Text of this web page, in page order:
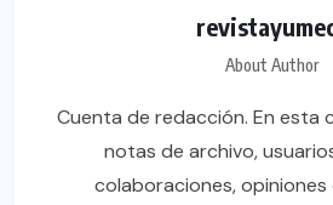
About Author
Cuenta de redacción. En esta
notas de archivo,
colaboraciones,